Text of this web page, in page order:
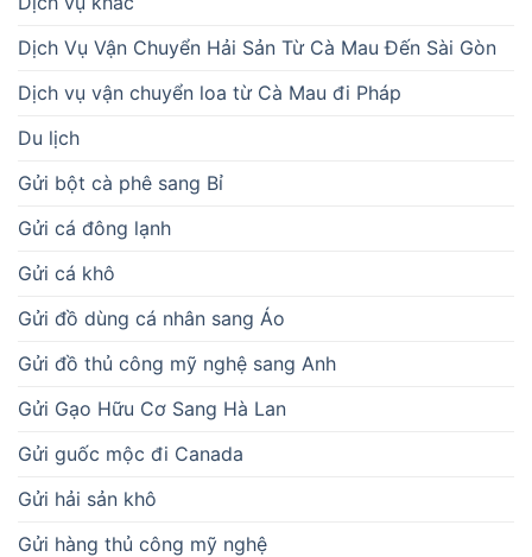
Dịch Vụ Vận Chuyển Hải Sản Từ Cà Mau Đến Sài Gòn
Dịch vụ vận chuyển loa từ Cà Mau đi Pháp
Du lịch
Gửi bột cà phê sang Bỉ
Gửi cá đông lạnh
Gửi cá khô
Gửi đồ dùng cá nhân sang Áo
Gửi đồ thủ công mỹ nghệ sang Anh
Gửi Gạo Hữu Cơ Sang Hà Lan
Gửi guốc mộc đi Canada
Gửi hải sản khô
Gửi hàng thủ công mỹ nghệ